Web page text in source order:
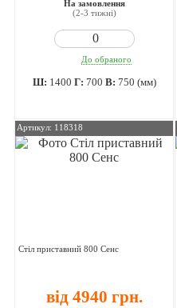
На замовлення
(2-3 тижні)
До обраного
Ш: 1400 Г: 700 В: 750 (мм)
Артикул: 118318
Стіл приставний 800 Сенс
від 4940 грн.